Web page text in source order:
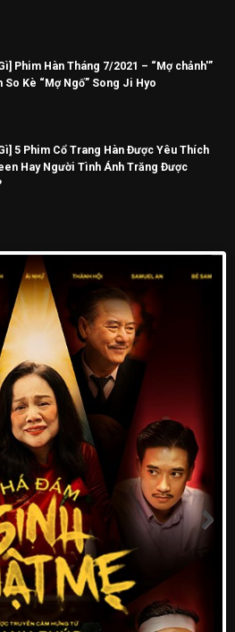
Phim Hàn Tháng 7/2021 – “Mợ chảnh'”
Kè “Mợ Ngố” Song Ji Hyo
5 Phim Cổ Trang Hàn Được Yêu Thích
Hay Người Tình Ánh Trăng Được